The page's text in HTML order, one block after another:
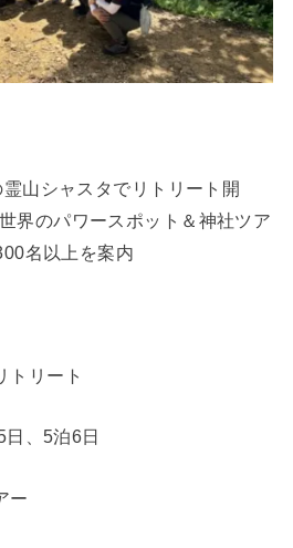
山シャスタでリトリート開
界のパワースポット＆神社ツア
名以上を案内
トリート
、5泊6日
ー